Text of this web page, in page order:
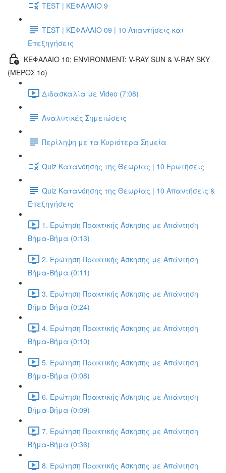
TEST | ΚΕΦΑΛΑΙΟ 9
TEST | ΚΕΦΑΛΑΙΟ 09 | 10 Απαντήσεις και
Επεξηγήσεις
ΚΕΦΑΛΑΙΟ 10: ENVIRONMENT: V-RAY SUN & V-RAY SKY
(ΜΕΡΟΣ 1ο)
Διδασκαλία με Video (7:08)
Αναλυτικές Σημειώσεις
Περίληψη με τα Κυριότερα Σημεία
Quiz Κατανόησης της Θεωρίας | 10 Ερωτήσεις
Quiz Κατανόησης της Θεωρίας | 10 Απαντήσεις &
Επεξηγήσεις
1. Ερώτηση Πρακτικής Άσκησης με Απάντηση
Βήμα-Βήμα (0:13)
2. Ερώτηση Πρακτικής Άσκησης με Απάντηση
Βήμα-Βήμα (0:11)
3. Ερώτηση Πρακτικής Άσκησης με Απάντηση
Βήμα-Βήμα (0:24)
4. Ερώτηση Πρακτικής Άσκησης με Απάντηση
Βήμα-Βήμα (0:10)
5. Ερώτηση Πρακτικής Άσκησης με Απάντηση
Βήμα-Βήμα (0:08)
6. Ερώτηση Πρακτικής Άσκησης με Απάντηση
Βήμα-Βήμα (0:09)
7. Ερώτηση Πρακτικής Άσκησης με Απάντηση
Βήμα-Βήμα (0:36)
8. Ερώτηση Πρακτικής Άσκησης με Απάντηση